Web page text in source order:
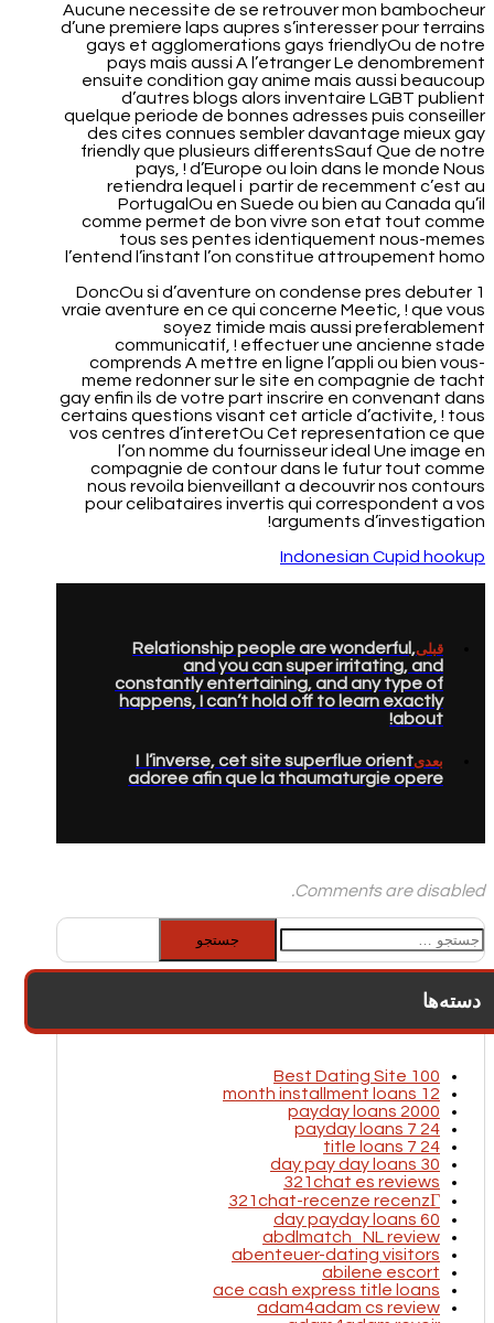
Aucune necessite de se retrouver mon bambocheur
d’une premiere laps aupres s’interesser pour terrains
gays et agglomerations gays friendlyOu de notre
pays mais aussi A l’etranger Le denombrement
ensuite condition gay anime mais aussi beaucoup
d’autres blogs alors inventaire LGBT publient
quelque periode de bonnes adresses puis conseiller
des cites connues sembler davantage mieux gay
friendly que plusieurs differentsSauf Que de notre
pays, ! d’Europe ou loin dans le monde Nous
retiendra lequel i partir de recemment c’est au
PortugalOu en Suede ou bien au Canada qu’il
comme permet de bon vivre son etat tout comme
tous ses pentes identiquement nous-memes
l’entend l’instant l’on constitue attroupement homo
DoncOu si d’aventure on condense pres debuter 1
vraie aventure en ce qui concerne Meetic, ! que vous
soyez timide mais aussi preferablement
communicatif, ! effectuer une ancienne stade
comprends A mettre en ligne l’appli ou bien vous-
meme redonner sur le site en compagnie de tacht
gay enfin ils de votre part inscrire en convenant dans
certains questions visant cet article d’activite, ! tous
vos centres d’interetOu Cet representation ce que
l’on nomme du fournisseur ideal Une image en
compagnie de contour dans le futur tout comme
nous revoila bienveillant a decouvrir nos contours
pour celibataires invertis qui correspondent a vos
arguments d’investigation!
Indonesian Cupid hookup
قبلیRelationship people are wonderful,
and you can super irritating, and
constantly entertaining, and any type of
happens, I can’t hold off to learn exactly
about!
بعدیI l’inverse, cet site superflue orient
adoree afin que la thaumaturgie opere
Comments are disabled.
جستجو
برای:
دسته‌ها
100 Best Dating Site
12 month installment loans
2000 payday loans
24 7 payday loans
24 7 title loans
30 day pay day loans
321chat es reviews
321chat-recenze recenzГ­
60 day payday loans
abdlmatch_NL review
abenteuer-dating visitors
abilene escort
ace cash express title loans
adam4adam cs review